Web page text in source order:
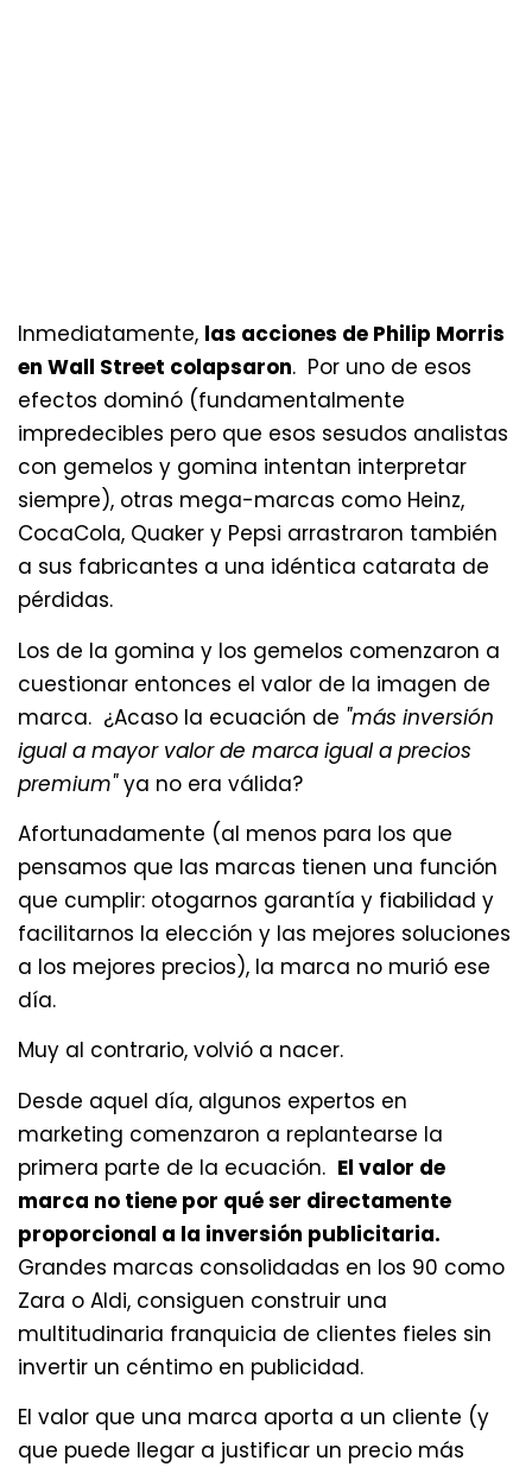
Inmediatamente, las acciones de Philip Morris
en Wall Street colapsaron. Por uno de esos
efectos dominó (fundamentalmente
impredecibles pero que esos sesudos analistas
con gemelos y gomina intentan interpretar
siempre), otras mega-marcas como Heinz,
CocaCola, Quaker y Pepsi arrastraron también
a sus fabricantes a una idéntica catarata de
pérdidas.
Los de la gomina y los gemelos comenzaron a
cuestionar entonces el valor de la imagen de
marca. ¿Acaso la ecuación de "más inversión
igual a mayor valor de marca igual a precios
premium"ya no era válida?
Afortunadamente (al menos para los que
pensamos que las marcas tienen una función
que cumplir: otogarnos garantía y fiabilidad y
facilitarnos la elección y las mejores soluciones
a los mejores precios), la marca no murió ese
día.
Muy al contrario, volvió a nacer.
Desde aquel día, algunos expertos en
marketing comenzaron a replantearse la
primera parte de la ecuación. El valor de
marca no tiene por qué ser directamente
proporcional a la inversión publicitaria.
Grandes marcas consolidadas en los 90 como
Zara o Aldi, consiguen construir una
multitudinaria franquicia de clientes fieles sin
invertir un céntimo en publicidad.
El valor que una marca aporta a un cliente (y
que puede llegar a justificar un precio más